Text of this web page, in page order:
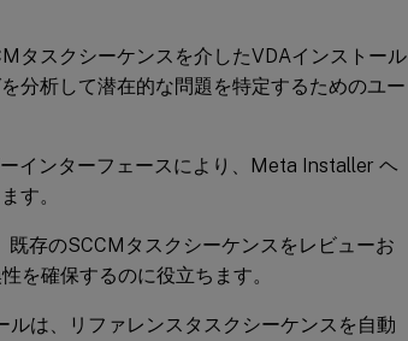
タスクシーケンスを介したVDAインストール
分析して潜在的な問題を特定するためのユー
インターフェースにより、Meta Installer ヘ
す。
既存のSCCMタスクシーケンスをレビューお
を確保するのに役立ちます。
ルは、リファレンスタスクシーケンスを自動